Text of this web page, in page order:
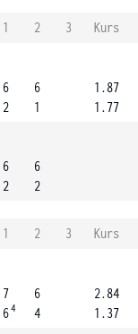
1 2 3
Kurs
6
2
6
1
1.87
1.77
6
2
6
2
1 2 3
Kurs
7
64
6
4
2.84
1.37